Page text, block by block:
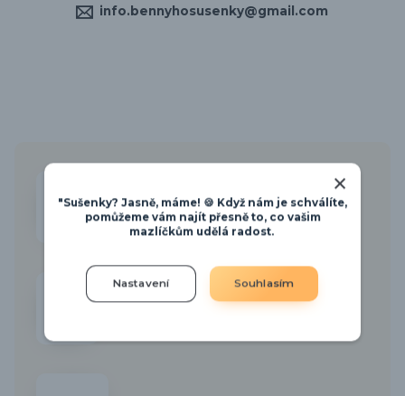
info.bennyhosusenky@gmail.com
JEZDÍME NA TRHY
PARTNERSTVÍ S VETERINÁRNÍ
"Sušenky? Jasně, máme! 🍪 Když nám je schválíte,
pomůžeme vám najít přesně to, co vašim
mazlíčkům udělá radost.
Nastavení Souhlasím